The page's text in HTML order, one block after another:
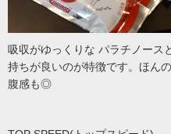
吸収がゆっくりな パラチノース
持ちが良いのが特徴です。ほん
腹感も◎